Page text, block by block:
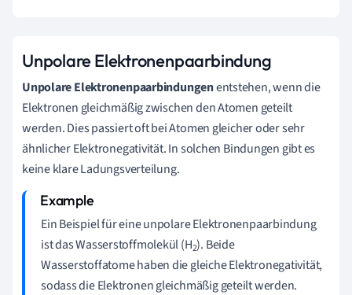
Unpolare Elektronenpaarbindung
Unpolare Elektronenpaarbindungenentstehen, wenn die
Elektronen gleichmäßig zwischen den Atomen geteilt
werden. Dies passiert oft bei Atomen gleicher oder sehr
ähnlicher Elektronegativität. In solchen Bindungen gibt es
keine klare Ladungsverteilung.
Ein Beispiel für eine unpolare Elektronenpaarbindung
ist das Wasserstoffmolekül (H2). Beide
Wasserstoffatome haben die gleiche Elektronegativität,
sodass die Elektronen gleichmäßig geteilt werden.